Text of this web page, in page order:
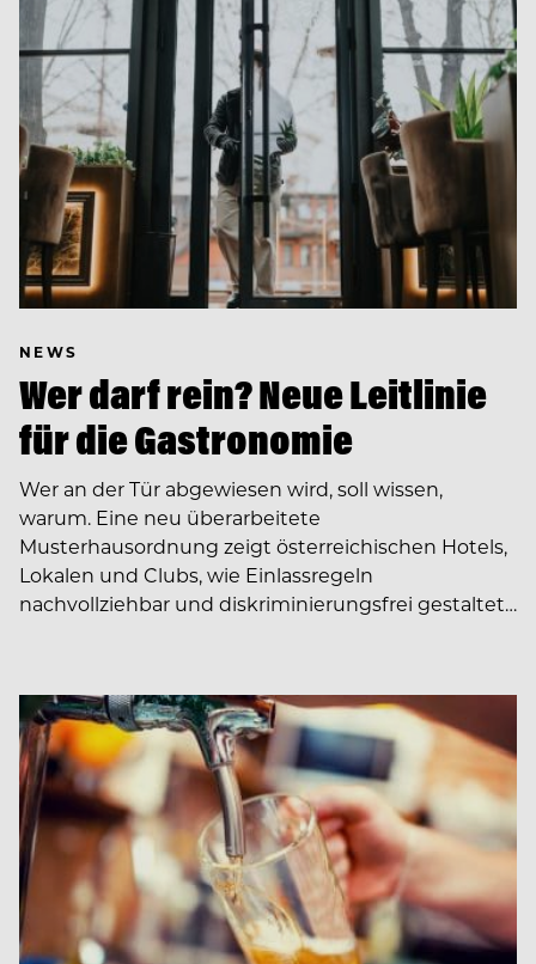
NEWS
Wer darf rein? Neue Leitlinie
für die Gastronomie
Wer an der Tür abgewiesen wird, soll wissen,
warum. Eine neu überarbeitete
Musterhausordnung zeigt österreichischen Hotels,
Lokalen und Clubs, wie Einlassregeln
nachvollziehbar und diskriminierungsfrei gestaltet…